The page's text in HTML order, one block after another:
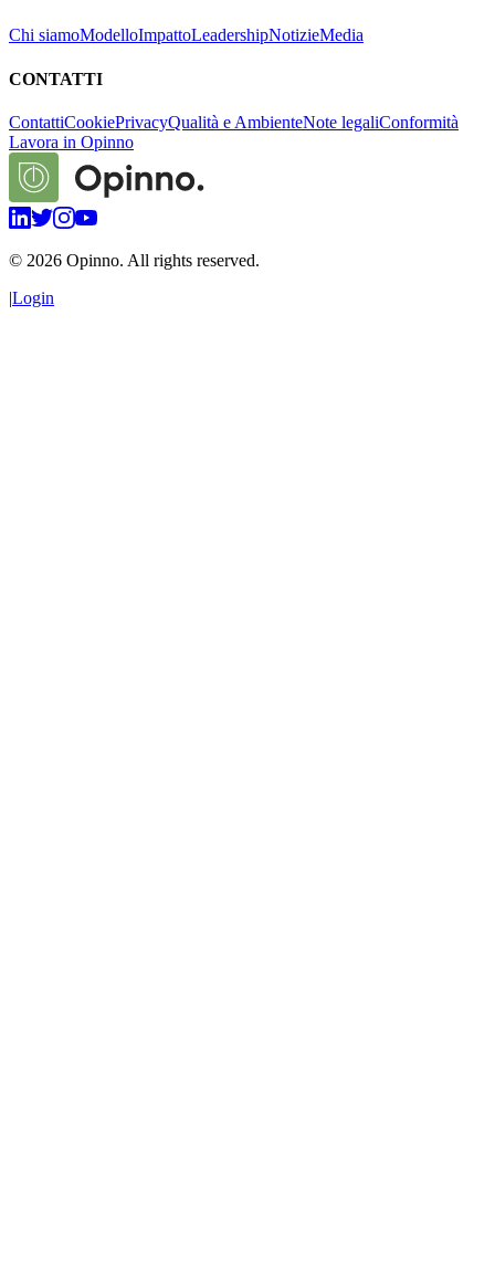
Chi siamoModelloImpattoLeadershipNotizieMedia
CONTATTI
ContattiCookiePrivacyQualità e AmbienteNote legaliConformità
Lavora in Opinno
© 2026 Opinno. All rights reserved.
|Login